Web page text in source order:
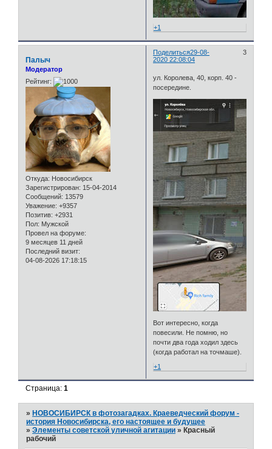
+1
Поделиться 3
29-08-
2020 22:08:04
Палыч
Модератор
Рейтинг:
Откуда: Новосибирск
Зарегистрирован: 15-04-2014
Сообщений: 13579
Уважение: +9357
Позитив: +2931
Пол: Мужской
Провел на форуме:
9 месяцев 11 дней
Последний визит:
04-08-2026 17:18:15
ул. Королева, 40, корп. 40 -
посередине.
Вот интересно, когда
повесили. Не помню, но
почти два года ходил здесь
(когда работал на точмаше).
+1
Страница:1
» НОВОСИБИРСК в фотозагадках. Краеведческий форум -
история Новосибирска, его настоящее и будущее
»Элементы советской уличной агитации » Красный
рабочий